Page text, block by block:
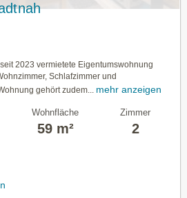
2023 vermietete Eigentumswohnung
Schlafzimmer und
gehört zudem... mehr anzeigen
Wohnfläche
59 m²
Zimmer
2